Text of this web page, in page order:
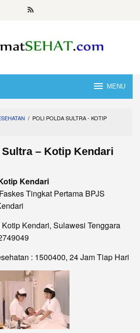
MENU
/ POLI POLDA SULTRA - KOTIP
– Kotip Kendari
Kendari
Tingkat Pertama BPJS
Kendari, Sulawesi Tenggara
: 1500400, 24 Jam Tiap Hari